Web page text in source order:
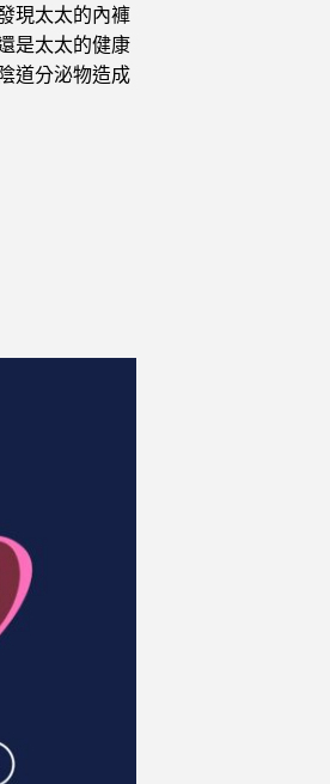
現太太的內褲
是太太的健康
道分泌物造成